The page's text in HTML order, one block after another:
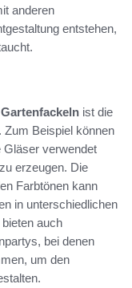
anderen
entstehen,
ist die
Zum Beispiel können
Gläser verwendet
erzeugen. Die
Farbtönen kann
in unterschiedlichen
auch
bei denen
um den